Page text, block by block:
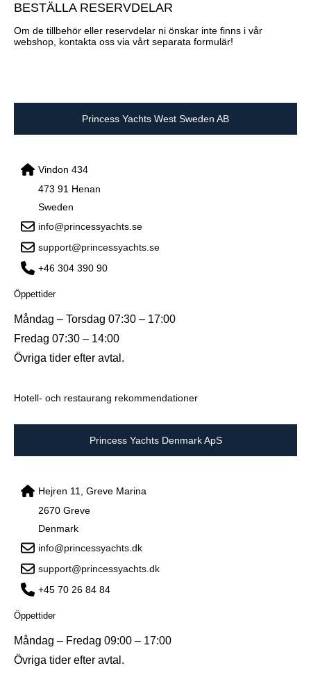
BESTÄLLA RESERVDELAR
Om de tillbehör eller reservdelar ni önskar inte finns i vår
webshop, kontakta oss via vårt separata formulär!
Princess Yachts West Sweden AB
Vindon 434
473 91 Henan
Sweden
info@princessyachts.se
support@princessyachts.se
+46 304 390 90
Öppettider
Måndag – Torsdag 07:30 – 17:00
Fredag 07:30 – 14:00
Övriga tider efter avtal.
Hotell- och restaurang rekommendationer
Princess Yachts Denmark ApS
Hejren 11, Greve Marina
2670 Greve
Denmark
info@princessyachts.dk
support@princessyachts.dk
+45 70 26 84 84
Öppettider
Måndag – Fredag 09:00 – 17:00
Övriga tider efter avtal.